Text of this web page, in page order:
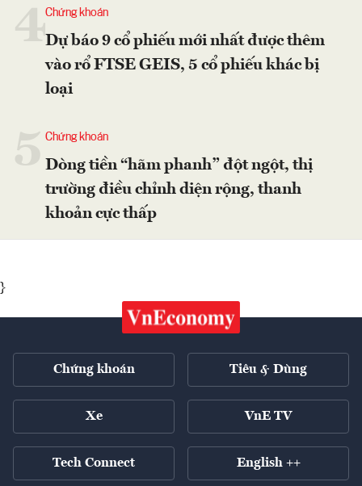
4Chứng khoán
Dự báo 9 cổ phiếu mới nhất được thêm
vào rổ FTSE GEIS, 5 cổ phiếu khác bị
loại
Chứng khoán
Dòng tiền “hãm phanh” đột ngột, thị
trường điều chỉnh diện rộng, thanh
khoản cực thấp
}
Chứng khoán Tiêu & Dùng
Xe VnE TV
Tech Connect English ++